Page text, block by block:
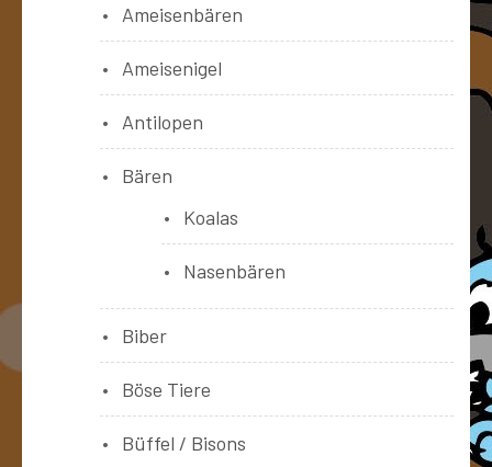
Ameisenbären
Ameisenigel
Antilopen
Bären
Koalas
Nasenbären
Biber
Böse Tiere
Büffel / Bisons